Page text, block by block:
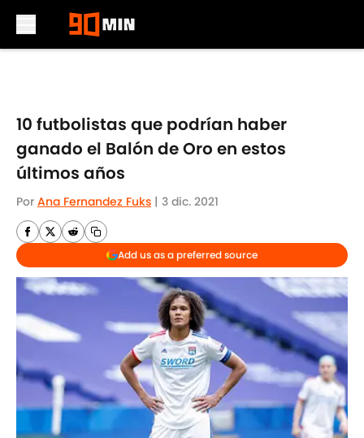
10 futbolistas que podrían haber
ganado el Balón de Oro en estos
últimos años
Por Ana Fernandez Fuks | 3 dic. 2021
Add us as a preferred source